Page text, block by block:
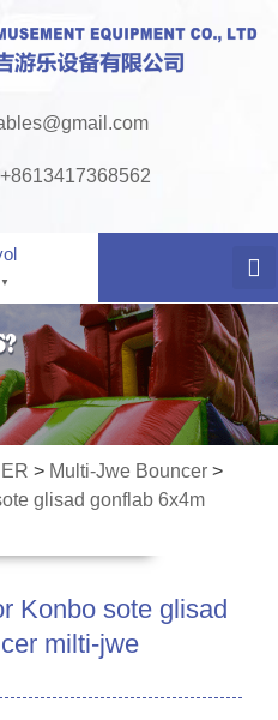
▼
> Multi-Jwe Bouncer >
glisad gonflab 6x4m
Konbo sote glisad
milti-jwe